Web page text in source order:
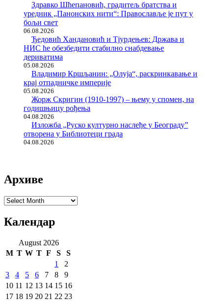
Здравко Шћепановић, градитељ братства и
уредник „Панонских нити“: Православље је пут у
бољи свет
06.08.2026
Ђедовић Хандановић и Тјурдењев: Држава и
НИС ће обезбедити стабилно снабдевање
дериватима
05.08.2026
Владимир Кршљанин: „Олуја“, раскринкавање и
крај отпадничке империје
05.08.2026
Жорж Скригин (1910-1997) – њему у спомен, на
годишњицу рођења
04.08.2026
Изложба „Руско културно наслеђе у Београду”
отворена у Библиотеци града
04.08.2026
Архиве
Архиве
Календар
August 2026
M T W T F S
S
1
2
3
4 5 6 7 8
9
10 11 12 13 14 15 16
17 18 19 20 21 22 23